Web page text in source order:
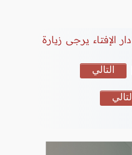
الإفتاء يرجى زيارة
التالي